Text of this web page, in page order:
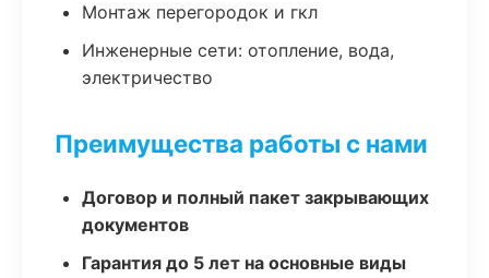
Монтаж перегородок и гкл
Инженерные сети: отопление, вода,
электричество
Преимущества работы с нами
Договор и полный пакет закрывающих
документов
Гарантия до 5 лет на основные виды